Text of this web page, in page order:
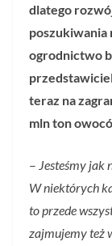
dlatego
ogrodnictwo
teraz na
mln ton
– Jesteśmy jak
W niektórych
to przede
zajmujemy też